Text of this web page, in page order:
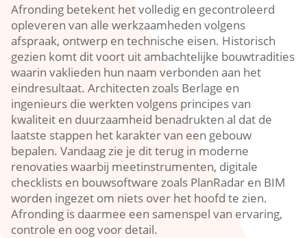
Afronding betekent het volledig en gecontroleerd
opleveren van alle werkzaamheden volgens
afspraak, ontwerp en technische eisen.​ Historisch
gezien komt dit voort uit ambachtelijke bouwtradities
waarin vaklieden hun naam verbonden aan het
eindresultaat.​ Architecten zoals Berlage en
ingenieurs die werkten volgens principes van
kwaliteit en duurzaamheid benadrukten al dat de
laatste stappen het karakter van een gebouw
bepalen.​ Vandaag zie je dit terug in moderne
renovaties waarbij meetinstrumenten, digitale
checklists en bouwsoftware zoals PlanRadar en BIM
worden ingezet om niets over het hoofd te zien.​
Afronding is daarmee een samenspel van ervaring,
controle en oog voor detail.​